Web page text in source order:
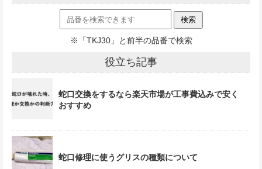
※「TKJ30」と前半の品番で検索
役立ち記事
蛇口交換をするなら楽天市場が工事費込みで安く
おすすめ
蛇口修理に使うグリスの種類について